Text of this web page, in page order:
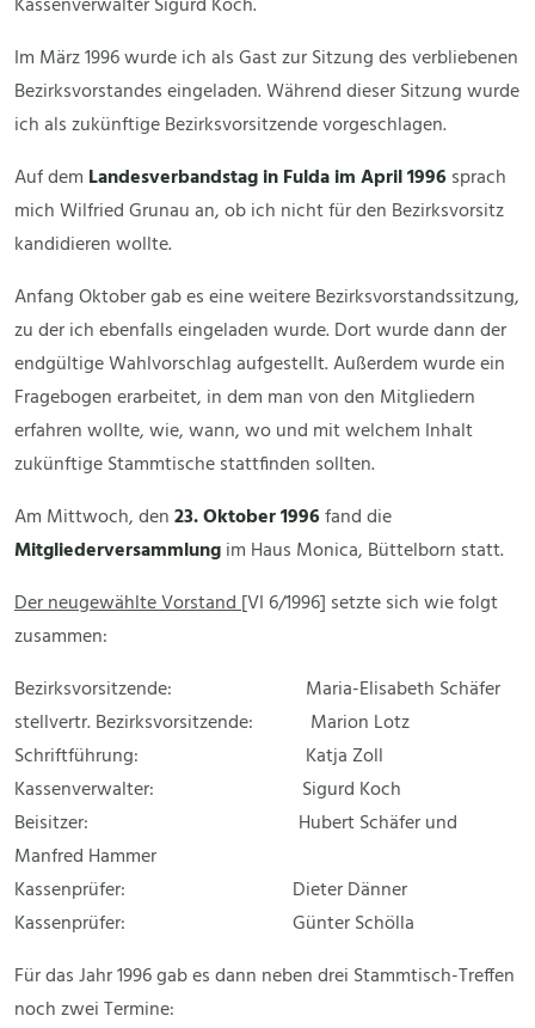
Kassenverwalter Sigurd Koch.
Im März 1996 wurde ich als Gast zur Sitzung des verbliebenen
Bezirksvorstandes eingeladen. Während dieser Sitzung wurde
ich als zukünftige Bezirksvorsitzende vorgeschlagen.
Auf dem Landesverbandstag in Fulda im April 1996sprach
mich Wilfried Grunau an, ob ich nicht für den Bezirksvorsitz
kandidieren wollte.
Anfang Oktober gab es eine weitere Bezirksvorstandssitzung,
zu der ich ebenfalls eingeladen wurde. Dort wurde dann der
endgültige Wahlvorschlag aufgestellt. Außerdem wurde ein
Fragebogen erarbeitet, in dem man von den Mitgliedern
erfahren wollte, wie, wann, wo und mit welchem Inhalt
zukünftige Stammtische stattfinden sollten.
Am Mittwoch, den23. Oktober 1996fand die
Mitgliederversammlungim Haus Monica, Büttelborn statt.
Der neugewählte Vorstand[VI 6/1996] setzte sich wie folgt
zusammen:
Bezirksvorsitzende: Maria-Elisabeth Schäfer
stellvertr. Bezirksvorsitzende: Marion Lotz
Schriftführung: Katja Zoll
Kassenverwalter: Sigurd Koch
Beisitzer: Hubert Schäfer und
Manfred Hammer
Kassenprüfer: Dieter Dänner
Kassenprüfer: Günter Schölla
Für das Jahr 1996 gab es dann neben drei Stammtisch-Treffen
noch zwei Termine: